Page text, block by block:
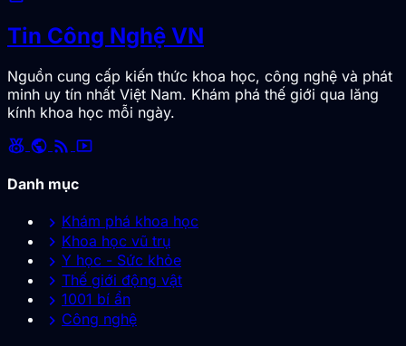
Tin Công Nghệ VN
Nguồn cung cấp kiến thức khoa học, công nghệ và phát
minh uy tín nhất Việt Nam. Khám phá thế giới qua lăng
kính khoa học mỗi ngày.
social_leaderboard public rss_feed smart_display
Danh mục
chevron_right Khám phá khoa học
chevron_right Khoa học vũ trụ
chevron_right Y học - Sức khỏe
chevron_right Thế giới động vật
chevron_right 1001 bí ẩn
chevron_right Công nghệ